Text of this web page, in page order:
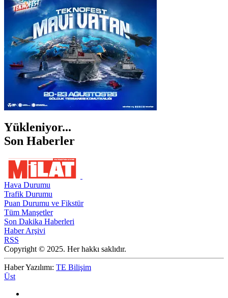
ŞANLIURFA
ŞIRNAK
Yükleniyor...
Son Haberler
Hava Durumu
Trafik Durumu
Puan Durumu ve Fikstür
Tüm Manşetler
Son Dakika Haberleri
Haber Arşivi
RSS
Copyright © 2025. Her hakkı saklıdır.
Haber Yazılımı: TE Bilişim
Üst